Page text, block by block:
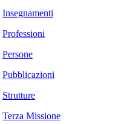
Insegnamenti
Professioni
Persone
Pubblicazioni
Strutture
Terza Missione